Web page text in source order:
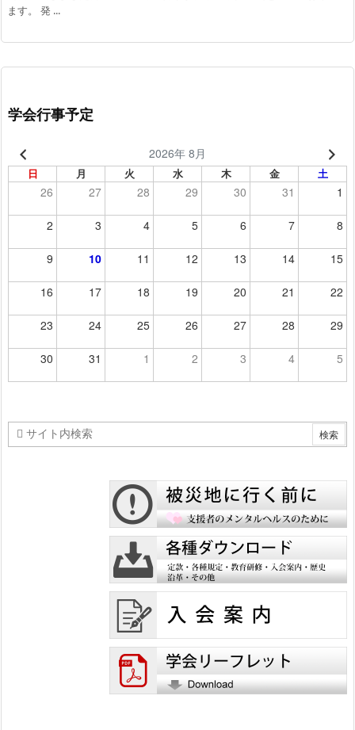
ます。 発 ...
学会行事予定
2026年 8月
日 月 火 水 木 金 土
26 27 28 29 30 31 1
2 3 4 5 6 7 8
9 10 11 12 13 14 15
16 17 18 19 20 21 22
23 24 25 26 27 28 29
30 31 1 2 3 4 5